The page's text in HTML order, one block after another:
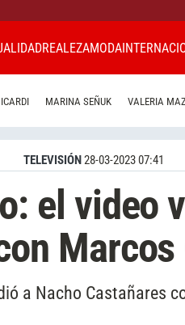
REALEZAMODA
MARINA SEÑUK VALERIA
TELEVISIÓN28-03-2023 07:41
el video
a Nacho Castañares